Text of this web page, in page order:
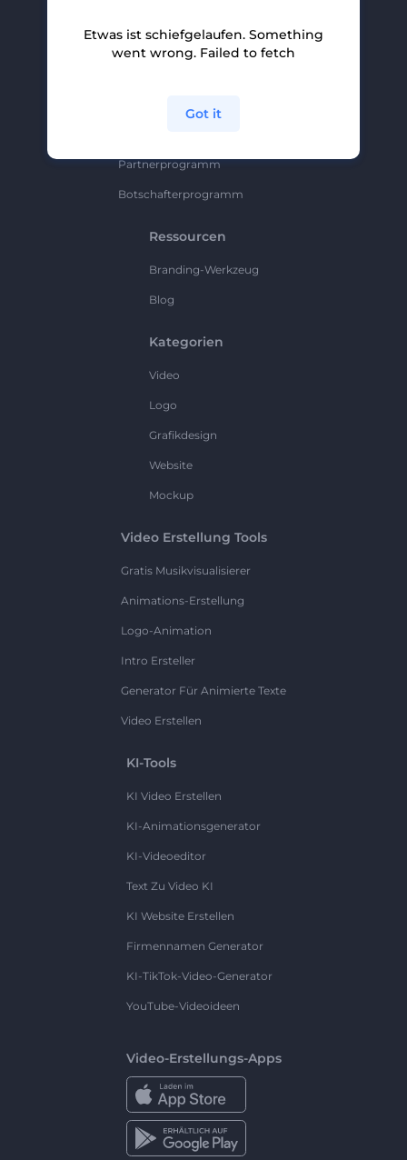
Partnerprogramm
Partnerprogramm
Botschafterprogramm
Ressourcen
Branding-Werkzeug
Blog
Kategorien
Video
Logo
Grafikdesign
Website
Mockup
Video Erstellung Tools
Gratis Musikvisualisierer
Animations-Erstellung
Logo-Animation
Intro Ersteller
Generator Für Animierte Texte
Video Erstellen
KI-Tools
KI Video Erstellen
KI-Animationsgenerator
KI-Videoeditor
Text Zu Video KI
KI Website Erstellen
Firmennamen Generator
KI-TikTok-Video-Generator
YouTube-Videoideen
Video-Erstellungs-Apps
Etwas ist schiefgelaufen. Something
went wrong. Failed to fetch
Got it